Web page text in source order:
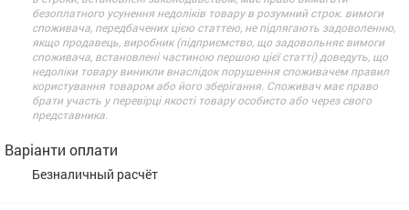
безоплатного усунення недоліків товару в розумний строк. вимоги
споживача, передбачених цією статтею, не підлягають задоволенню,
якщо продавець, виробник (підприємство, що задовольняє вимоги
споживача, встановлені частиною першою цієї статті) доведуть, що
недоліки товару виникли внаслідок порушення споживачем правил
користування товаром або його зберігання. Споживач має право
брати участь у перевірці якості товару особисто або через свого
представника.
Варіанти оплати
Безналичный расчёт